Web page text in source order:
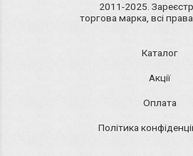
2011-2025.
торгова марка, всі
Каталог
Акції
Оплата
Політика